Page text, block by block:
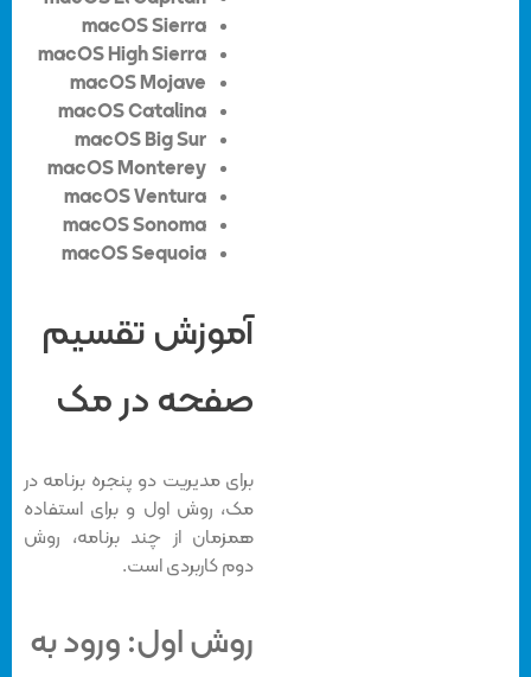
macOS Sierra
macOS High Sierra
macOS Mojave
macOS Catalina
macOS Big Sur
macOS Monterey
macOS Ventura
macOS Sonoma
macOS Sequoia
آموزش تقسیم
صفحه در مک
برای مدیریت دو پنجره برنامه در
مک، روش اول و برای استفاده
همزمان از چند برنامه، روش
دوم کاربردی است.
روش اول: ورود به